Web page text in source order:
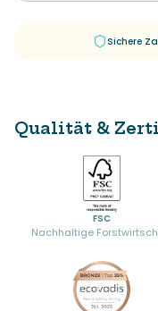
Sichere
Qualität &
FSC
Nachhaltige